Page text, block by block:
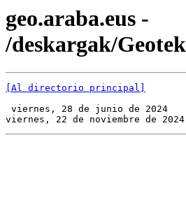
geo.araba.eus -
/deskargak/
[Al directorio principal]
viernes, 28 de junio de 2024
viernes, 22 de noviembre de